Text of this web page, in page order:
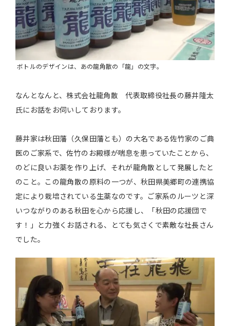
ボトルのデザインは、あの龍角散の「龍」の文字。
なんとなんと、株式会社龍角散 代表取締役社長の藤井隆太
氏にお話をお伺いしております。
藤井家は秋田藩（久保田藩とも）の大名である佐竹家のご典
医のご家系で、佐竹のお殿様が喘息を患っていたことから、
のどに良いお薬を作り上げ、それが龍角散として発展したと
のこと。この龍角散の原料の一つが、秋田県美郷町の連携協
定により栽培されている生薬なのです。ご家系のルーツと深
いつながりのある秋田を心から応援し、「秋田の応援団で
す！」と力強くお話される、とても気さくで素敵な社長さん
でした。